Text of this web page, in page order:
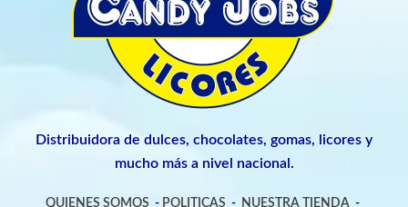
Distribuidora de dulces, chocolates, gomas, licores y
mucho más a nivel nacional.
QUIENES SOMOS - POLITICAS - NUESTRA TIENDA -